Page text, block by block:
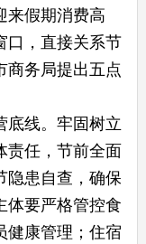
来假期消费高
口，直接关系节
商务局提出五点
线。牢固树立
责任，节前全面
隐患自查，确保
体要严格管控食
健康管理；住宿